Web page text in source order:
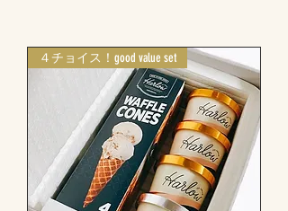
４チョイス！good value set